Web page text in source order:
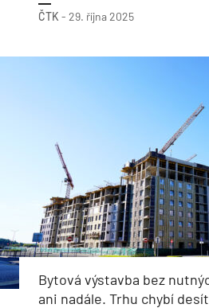
ČTK - 29. října 2025
Bytová výstavba bez
ani nadále. Trhu chybí